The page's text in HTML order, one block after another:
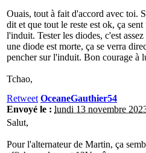
Ouais, tout à fait d'accord avec toi.
dit et que tout le reste est ok, ça
l'induit. Tester les diodes, c'est
une diode est morte, ça se verra
pencher sur l'induit. Bon courage à
Tchao,
Retweet OceaneGauthier54
Envoyé le : lundi 13 novembre
Salut,
Pour l'alternateur de Martin, ça